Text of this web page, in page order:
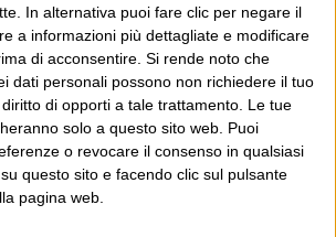
In alternativa puoi fare clic per negare il
a informazioni più dettagliate e modificare
di acconsentire. Si rende noto che
dati personali possono non richiedere il tuo
di opporti a tale trattamento. Le tue
solo a questo sito web. Puoi
o revocare il consenso in qualsiasi
questo sito e facendo clic sul pulsante
pagina web.